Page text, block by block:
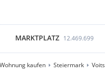
MARKTPLATZ 12.469.699
Wohnung kaufen Steiermark